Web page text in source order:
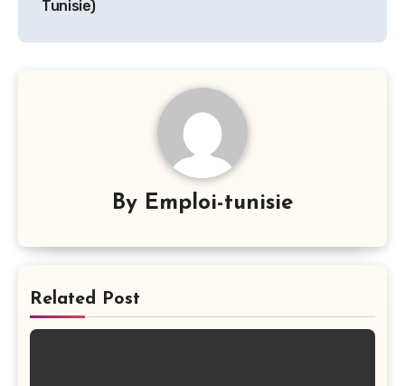
Tunisie)
By Emploi-tunisie
Related Post